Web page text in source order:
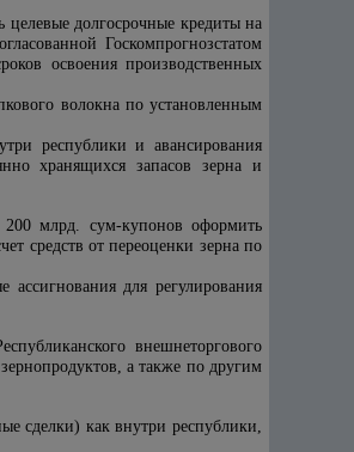
долгосрочные кредиты на
Госкомпрогнозстатом
освоения производственных
волокна по установленным
республики и авансирования
хранящихся запасов зерна и
200 млрд. сум-купонов оформить
средств от переоценки зерна по
для регулирования
внешнеторгового
а также по другим
сделки) как внутри республики,